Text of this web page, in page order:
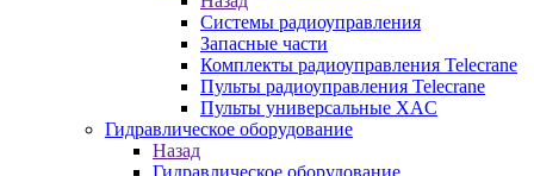
Системы радиоуправления
Запасные части
Комплекты радиоуправления Telecrane
Пульты радиоуправления Telecrane
Пульты универсальные XAC
Гидравлическое оборудование
Назад
Гидравлическое оборудование